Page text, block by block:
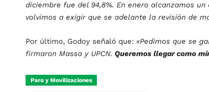
diciembre fue del 94,8%. En enero alcanzamos
volvimos a exigir que se adelante la revisión de
Por último, Godoy señaló que: «Pedimos que se
firmaron Massa y UPCN. Queremos llegar como
Paro y Movilizaciones